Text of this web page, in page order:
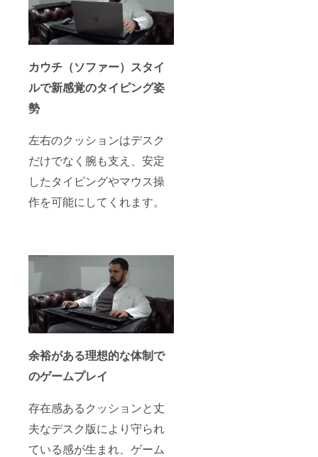
カウチ（ソファー）スタイ
ルで新感覚のタイピング姿
勢
左右のクッションはデスク
だけでなく腕も支え、安定
したタイピングやマウス操
作を可能にしてくれます。
余裕がある理想的な体制で
のゲームプレイ
存在感あるクッションと丈
夫なデスク版により守られ
ている感が生まれ、ゲーム